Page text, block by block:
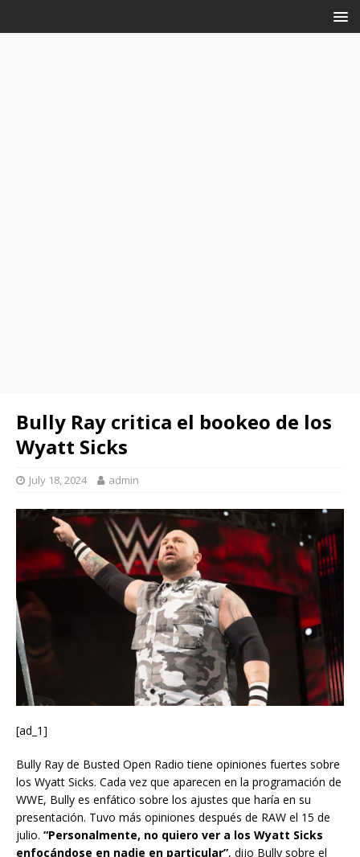
Bully Ray critica el bookeo de los
Wyatt Sicks
July 18, 2024 admin
[ad_1]
Bully Ray de Busted Open Radio tiene opiniones fuertes sobre
los Wyatt Sicks. Cada vez que aparecen en la programación de
WWE, Bully es enfático sobre los ajustes que haría en su
presentación. Tuvo más opiniones después de RAW el 15 de
julio. “Personalmente, no quiero ver a los Wyatt Sicks
enfocándose en nadie en particular”, dijo Bully sobre el